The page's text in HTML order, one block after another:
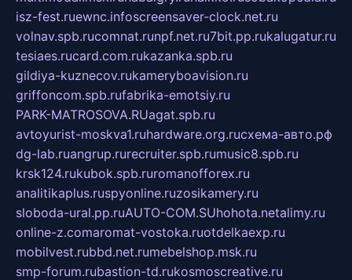
isz-fest.ruewnc.infoscreensaver-clock.net.ru
volnav.spb.rucomnat.runpf.net.ru7bit.pp.rukalugatur.ru
tesiaes.rucard.com.rukazanka.spb.ru
gildiya-kuznecov.rukameryboavision.ru
griffoncom.spb.rufabrika-emotsiy.ru
PARK-MATROSOVA.RUagat.spb.ru
avtoyurist-moskva1.ruhardware.org.ruсхема-авто.рф
dg-lab.ruangrup.rurecruiter.spb.rumusic8.spb.ru
krsk124.rukubok.spb.ruromanofforex.ru
analitikaplus.ruspyonline.ruzosikamery.ru
sloboda-ural.pp.ruAUTO-COM.SUhohota.netalimy.ru
online-z.comaromat-vostoka.ruotdelkaexp.ru
mobilvest.rubbd.net.rumebelshop.msk.ru
smp-forum.rubastion-td.rukosmoscreative.ru